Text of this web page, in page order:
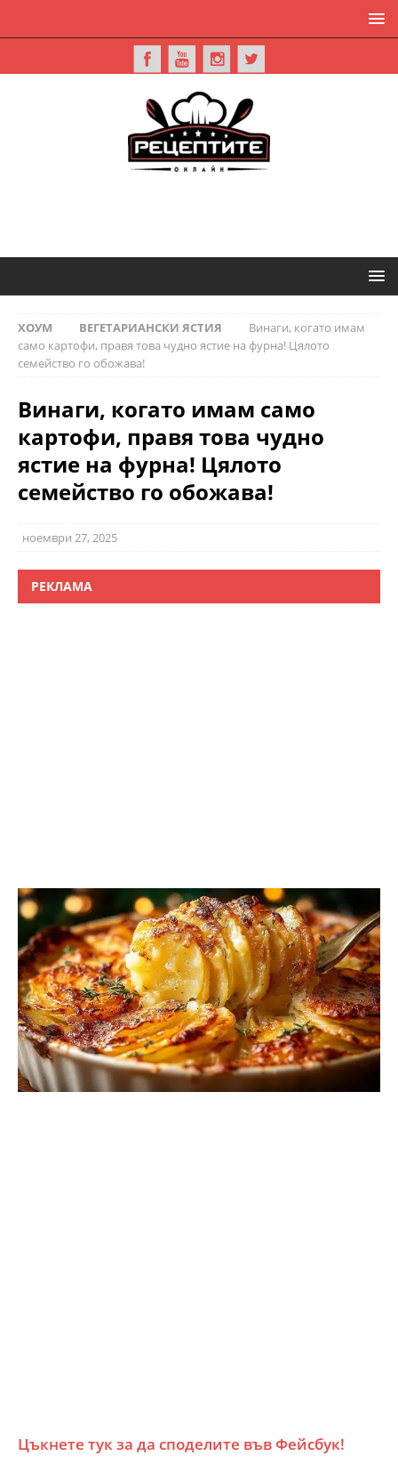
ХОУМ ВЕГЕТАРИАНСКИ ЯСТИЯ
Винаги, когато имам
само картофи, правя това чудно ястие на фурна! Цялото
семейство го обожава!
Винаги, когато имам само
картофи, правя това чудно
ястие на фурна! Цялото
семейство го обожава!
ноември 27, 2025
РЕКЛАМА
Цъкнете тук за да споделите във Фейсбук!